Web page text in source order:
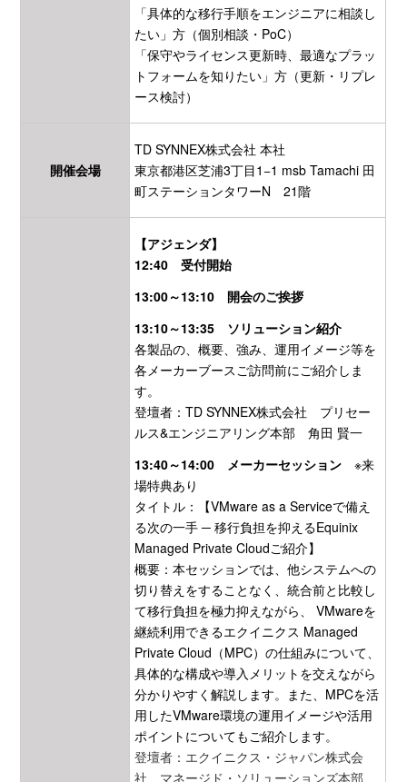
「具体的な移行手順をエンジニアに相談し
たい」方（個別相談・PoC）
「保守やライセンス更新時、最適なプラッ
トフォームを知りたい」方（更新・リプレ
ース検討）
開催会場
TD SYNNEX株式会社 本社
東京都港区芝浦3丁目1−1 msb Tamachi 田
町ステーションタワーN 21階
【アジェンダ】
12:40 受付開始
13:00～13:10 開会のご挨拶
13:10～13:35 ソリューション紹介
各製品の、概要、強み、運用イメージ等を
各メーカーブースご訪問前にご紹介しま
す。
登壇者：TD SYNNEX株式会社 プリセー
ルス&エンジニアリング本部 角田 賢一
13:40～14:00 メーカーセッション ※来
場特典あり
タイトル：【VMware as a Serviceで備え
る次の一手 ─ 移行負担を抑えるEquinix
Managed Private Cloudご紹介】
概要：本セッションでは、他システムへの
切り替えをすることなく、統合前と比較し
て移行負担を極力抑えながら、 VMwareを
継続利用できるエクイニクス Managed
Private Cloud（MPC）の仕組みについて、
具体的な構成や導入メリットを交えながら
分かりやすく解説します。また、MPCを活
用したVMware環境の運用イメージや活用
ポイントについてもご紹介します。
登壇者：エクイニクス・ジャパン株式会
社 マネージド・ソリューションズ本部